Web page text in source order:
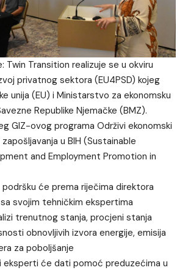
Twin Transition realizuje se u okviru
privatnog sektora (EU4PSD) kojeg
unija (EU) i Ministarstvo za ekonomsku
Republike Njemačke (BMZ).
GIZ-ovog programa Održivi ekonomski
u BIH (Sustainable
and Employment Promotion in
će prema riječima direktora
svojim tehničkim ekspertima
trenutnog stanja, procjeni stanja
obnovljivih izvora energije, emisija
za poboljšanje
eksperti će dati pomoć preduzećima u